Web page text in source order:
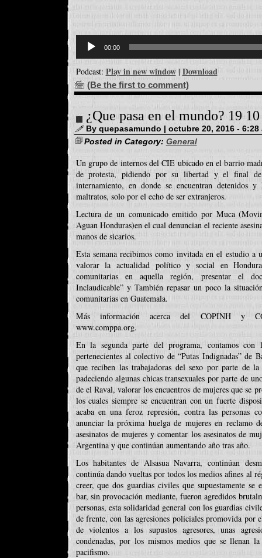
d'àudio
00:00
Podcast: Play in new window| Download
(Be the first to comment)
¿Que pasa en el mundo? 19
By quepasamundo | octubre 20, 2016 - 6:28
Posted in Category: General
Un grupo de internos del CIE ubicado en el barrio
de protesta, pidiendo por su libertad y el final
internamiento, en donde se encuentran detenidos y
maltratos, solo por el echo de ser extranjeros.
Lectura de un comunicado emitido por Muca
Aguan Honduras)en el cual denuncian el reciente
manos de sicarios.
Esta semana recibimos como invitada en el estudio a
valorar la actualidad político y social en
comunitarias en aquella región, presentar el
Inclaudicable” y También repasar un poco la
comunitarias en Guatemala.
Más información acerca del COPINH y
www.comppa.org.
En la segunda parte del programa, contamos con
pertenecientes al colectivo de “Putas Indignadas” de
que reciben las trabajadoras del sexo por parte de
padeciendo algunas chicas transexuales por parte de
de el Raval, valorar los encuentros de mujeres que se
los cuales siempre se encuentran con un fuerte
acaba en una feroz represión, contra las personas
anunciar la próxima huelga de mujeres en reclamo
asesinatos de mujeres y comentar los asesinatos de
Argentina y que continúan aumentando año tras año.
Los habitantes de Alsasua Navarra, continúan
continúa dando vueltas por todos los medios afines al
creer, que dos guardias civiles que supuestamente se
bar, sin provocación mediante, fueron agredidos
personas, esta solidaridad general con los guardias
de frente, con las agresiones policiales promovida por
de violentos a los supustos agresores, unas
condenadas, por los mismos medios que se llenan
pacifismo.